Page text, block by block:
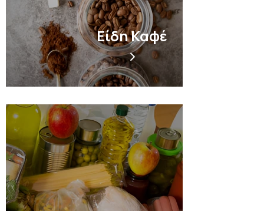
Είδη Καφέ